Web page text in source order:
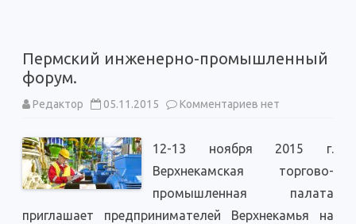
Пермский инженерно-промышленный
форум.
Редактор 05.11.2015 Комментариев к
промышленный
нет
12-13 ноября 2015 г.
Верхнекамская торгово-
промышленная палата
приглашает предпринимателей Верхнекамья на